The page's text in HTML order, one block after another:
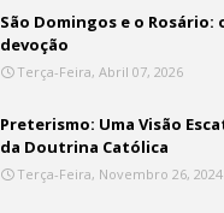
São Domingos e o Rosário:
devoção
Terça-Feira, Abril 07, 2026
Preterismo: Uma Visão
da Doutrina Católica
Terça-Feira, Novembro 26, 2024